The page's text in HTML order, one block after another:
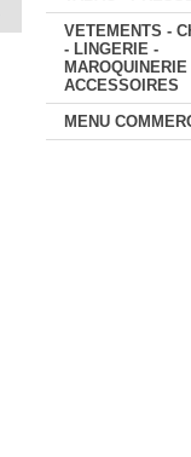
VETEMENTS -
- LINGERIE -
MAROQUINERIE
ACCESSOIRES
MENU